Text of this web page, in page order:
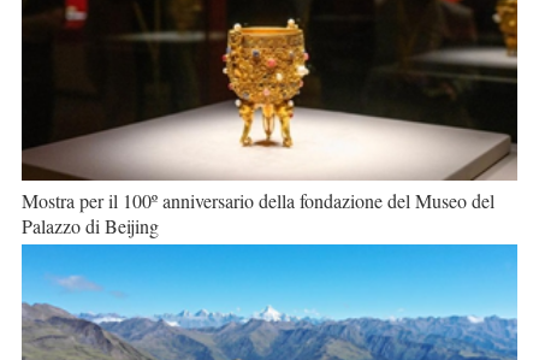
Mostra per il 100º anniversario della fondazione del Museo del
Palazzo di Beijing